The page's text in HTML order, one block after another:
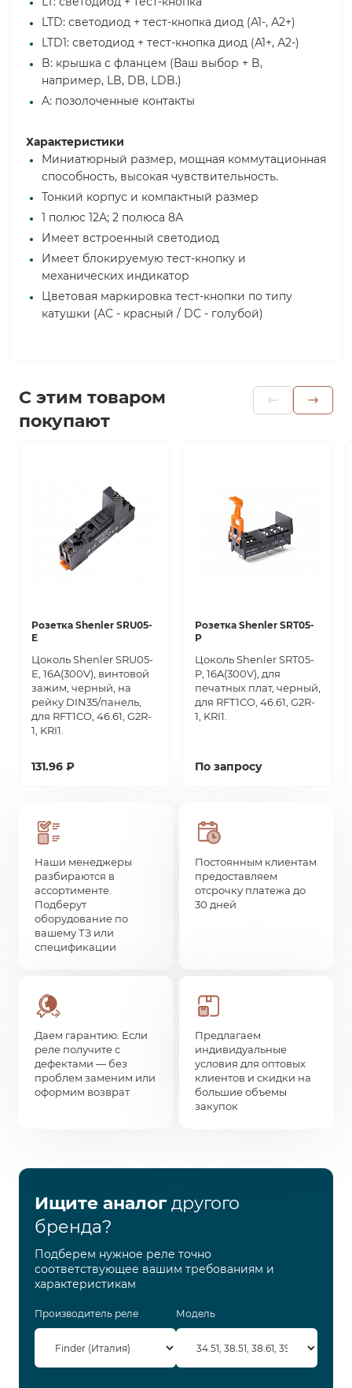
LTD: светодиод + тест-кнопка диод (А1-, А2+)
LTD1: светодиод + тест-кнопка диод (А1+, А2-)
B: крышка с фланцем (Ваш выбор + B,
например, LB, DB, LDB.)
A: позолоченные контакты
Характеристики
Миниатюрный размер, мощная коммутационная
способность, высокая чувствительность.
Тонкий корпус и компактный размер
1 полюс 12А; 2 полюса 8А
Имеет встроенный светодиод
Имеет блокируемую тест-кнопку и
механических индикатор
Цветовая маркировка тест-кнопки по типу
катушки (AC - красный / DC - голубой)
С этим товаром
покупают
Розетка Shenler SRU05-
E
Цоколь Shenler SRU05-
E, 16A(300V), винтовой
зажим, черный, на
рейку DIN35/панель,
для RFT1CO, 46.61, G2R-
1, KRI1.
131.96 ₽
Розетка Shenler SRT05-
P
Цоколь Shenler SRT05-
P, 16A(300V), для
печатных плат, черный,
для RFT1CO, 46.61, G2R-
1, KRI1.
По запросу
Наши менеджеры
разбираются в
ассортименте.
Подберут
оборудование по
вашему ТЗ или
спецификации
Постоянным клиентам
предоставляем
отсрочку платежа до
30 дней
Даем гарантию. Если
реле получите с
дефектами — без
проблем заменим или
оформим возврат
Предлагаем
индивидуальные
условия для оптовых
клиентов и скидки на
большие объемы
закупок
Ищите аналогдругого
бренда?
Подберем нужное реле точно
соответствующее вашим требованиям и
характеристикам
Производитель реле Модель